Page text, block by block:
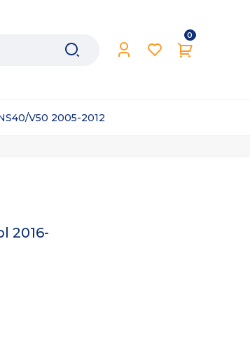
0
V50 2005-2012
2016-